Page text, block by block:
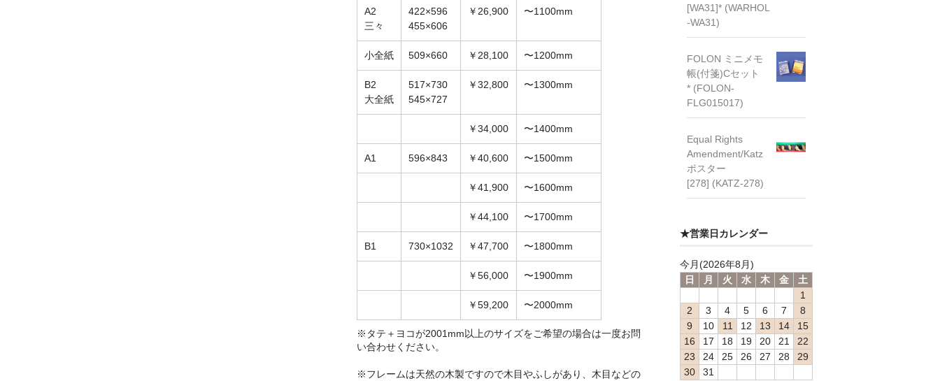
A2
三々
422×596
455×606
￥26,900 〜1100mm
小全紙 509×660 ￥28,100 〜1200mm
B2
大全紙
517×730
545×727
￥32,800 〜1300mm
￥34,000 〜1400mm
A1 596×843 ￥40,600 〜1500mm
￥41,900 〜1600mm
￥44,100 〜1700mm
B1 730×1032 ￥47,700 〜1800mm
￥56,000 〜1900mm
￥59,200 〜2000mm
※タテ＋ヨコが2001mm以上のサイズをご希望の場合は一度お問
い合わせください。
※フレームは天然の木製ですので木目やふしがあり、木目などの
[WA31]* (WARHOL
-WA31)
FOLON ミニメモ
帳(付箋)Cセット
* (FOLON-
FLG015017)
Equal Rights
Amendment/Katz
ポスター
[278] (KATZ-278)
★営業日カレンダー
今月(2026年8月)
日
月 火 水 木 金
土
1
2
3 4 5 6 7
8
9
10 11 12 13 14
15
16
17 18 19 20 21
22
23
24 25 26 27 28
29
30
31